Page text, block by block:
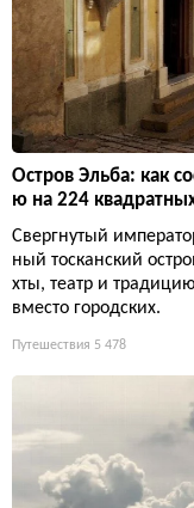
Остров Эльба: как
ю на 224
Свергнутый
ный тосканский
хты, театр и
вместо городских.
Путешествия 5 478